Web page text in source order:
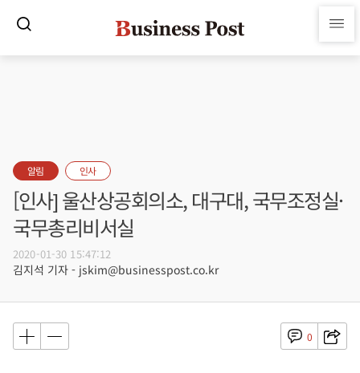
알림 인사
[인사] 울산상공회의소, 대구대, 국무조정실·
국무총리비서실
2020-01-30 15:47:12
김지석 기자 - jskim@businesspost.co.kr
0